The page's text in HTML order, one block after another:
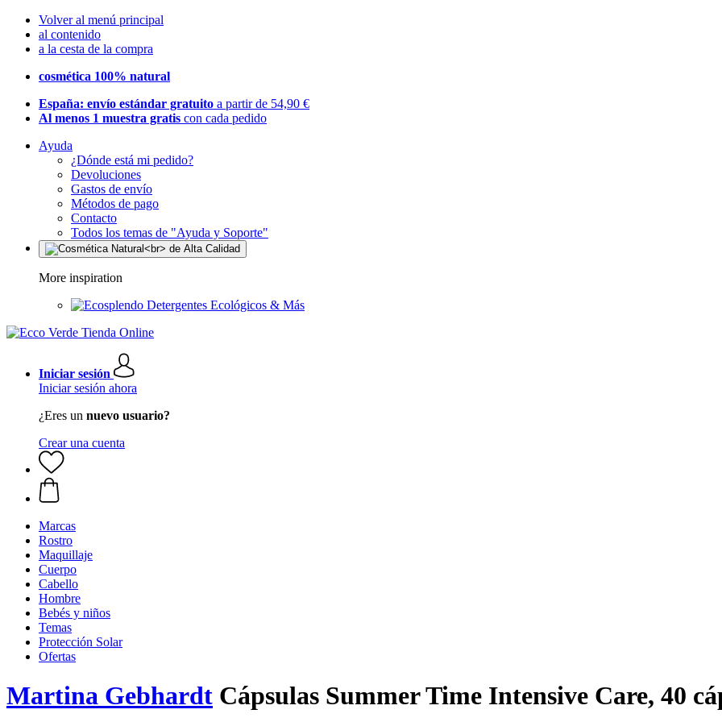
Volver al menú principal
al contenido
a la cesta de la compra
cosmética 100% natural
España: envío estándar gratuito a partir de 54,90 €
Al menos 1 muestra gratis con cada pedido
Ayuda
¿Dónde está mi pedido?
Devoluciones
Gastos de envío
Métodos de pago
Contacto
Todos los temas de "Ayuda y Soporte"
More inspiration
Detergentes Ecológicos & Más
Iniciar sesión
Iniciar sesión ahora
¿Eres un nuevo usuario?
Crear una cuenta
Marcas
Rostro
Maquillaje
Cuerpo
Cabello
Hombre
Bebés y niños
Temas
Protección Solar
Ofertas
Martina Gebhardt Cápsulas Summer Time Intensive Care, 40